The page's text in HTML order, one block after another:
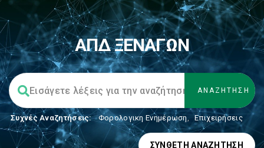
ΑΠΔ ΞΕΝΑΓΩΝ
Συχνές Αναζητήσεις: Φορολογικη Ενημέρωση, Επιχειρήσεις
ΣΎΝΘΕΤΗ ΑΝΑΖΉΤΗΣΗ